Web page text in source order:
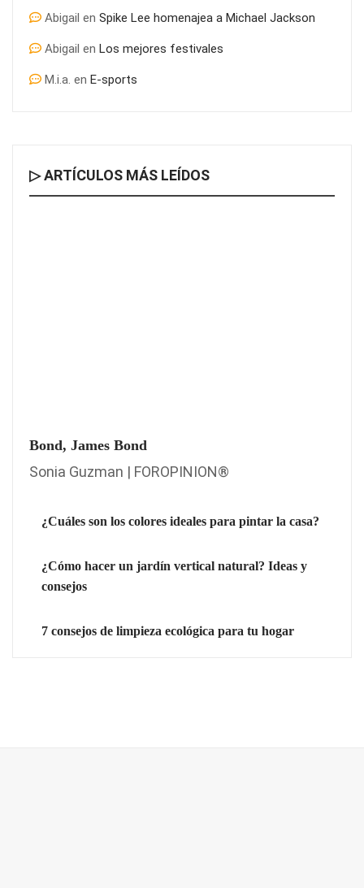
Abigail en Spike Lee homenajea a Michael Jackson
Abigail en Los mejores festivales
M.i.a. en E-sports
▷ ARTÍCULOS MÁS LEÍDOS
Bond, James Bond
Sonia Guzman | FOROPINION®
¿Cuáles son los colores ideales para pintar la casa?
¿Cómo hacer un jardín vertical natural? Ideas y
consejos
7 consejos de limpieza ecológica para tu hogar